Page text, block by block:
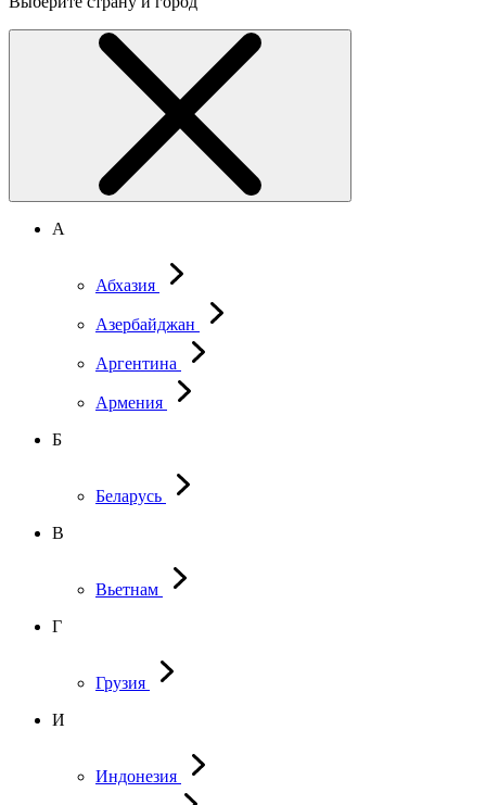
А
Абхазия
Азербайджан
Аргентина
Армения
Б
Беларусь
В
Вьетнам
Г
Грузия
И
Индонезия